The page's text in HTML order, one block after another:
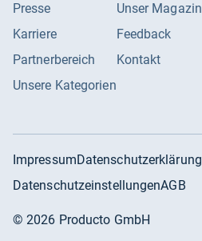
Presse
Karriere
Partnerbereich
Unsere Kategorien
Unser Magazin
Feedback
Kontakt
ImpressumDatenschutzerklärung
DatenschutzeinstellungenAGB
©2026 Producto GmbH